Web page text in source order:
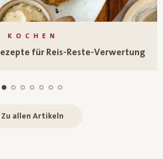
KOCHEN
für Reis-Reste-Verwertung
Zu allen Artikeln